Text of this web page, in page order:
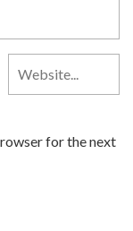
for the next